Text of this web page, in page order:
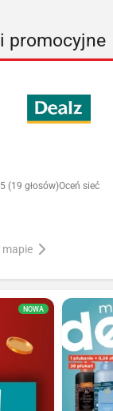
promocyjne
(19 głosów)Oceń sieć
mapie
NOWA